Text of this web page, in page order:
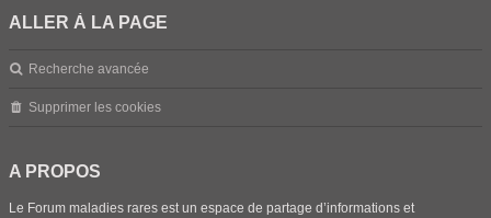
ALLER À LA PAGE
Recherche avancée
Supprimer les cookies
A PROPOS
Le Forum maladies rares est un espace de partage d’informations et